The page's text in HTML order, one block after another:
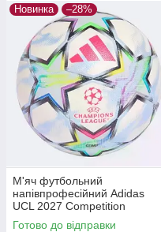
Новинка –28%
М'яч футбольний
напівпрофесійний Adidas
UCL 2027 Competition
KE9766 (розмір 4)
Готово до відправки